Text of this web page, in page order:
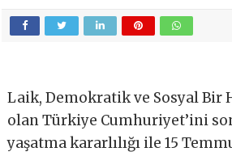
Laik, Demokratik ve Sosyal Bir
olan Türkiye Cumhuriyet’ini
yaşatma kararlılığı ile 15